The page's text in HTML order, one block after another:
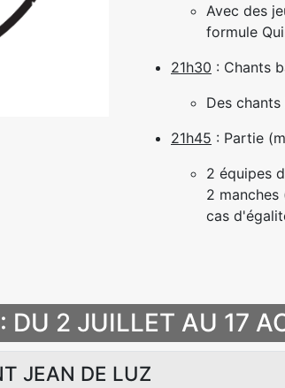
Avec des
formule
21h30 : Chants
Des
21h45 : Partie
2 équipes
2
cas
DU 2 JUILLET AU 17
JEAN DE LUZ